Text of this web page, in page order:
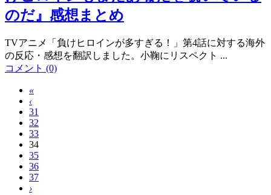
のだ』感想まとめ
TVアニメ「負けヒロインが多すぎる！」第4話に対する海外
の反応・感想を翻訳しました。小鞠にリスペクト ...
コメント (0)
«
‹
31
32
33
34
35
36
37
›